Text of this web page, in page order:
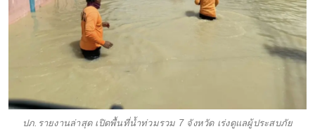
ปภ.รายงานล่าสุด เปิดพื้นที่น้ำท่วมรวม 7 จังหวัด เร่งดูแลผู้ประสบภัย